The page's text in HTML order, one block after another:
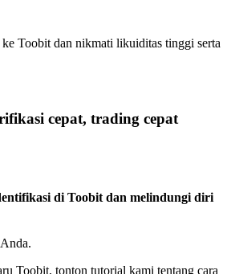
Toobit dan nikmati likuiditas tinggi serta
cepat, trading cepat
di Toobit dan melindungi diri
Toobit, tonton tutorial kami tentang cara